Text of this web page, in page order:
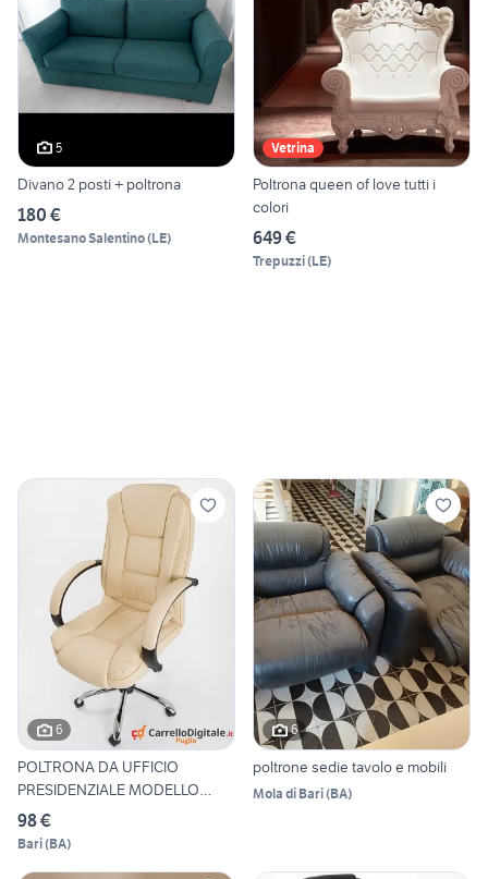
5
Divano 2 posti + poltrona
180 €
Montesano Salentino(LE)
Vetrina
Poltrona queen of love tutti i
colori
649 €
Trepuzzi(LE)
6
POLTRONA DA UFFICIO
PRESIDENZIALE MODELLO
COVER
98 €
Bari(BA)
6
poltrone sedie tavolo e mobili
Mola di Bari(BA)